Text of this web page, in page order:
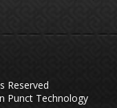
Reserved
Punct Technology